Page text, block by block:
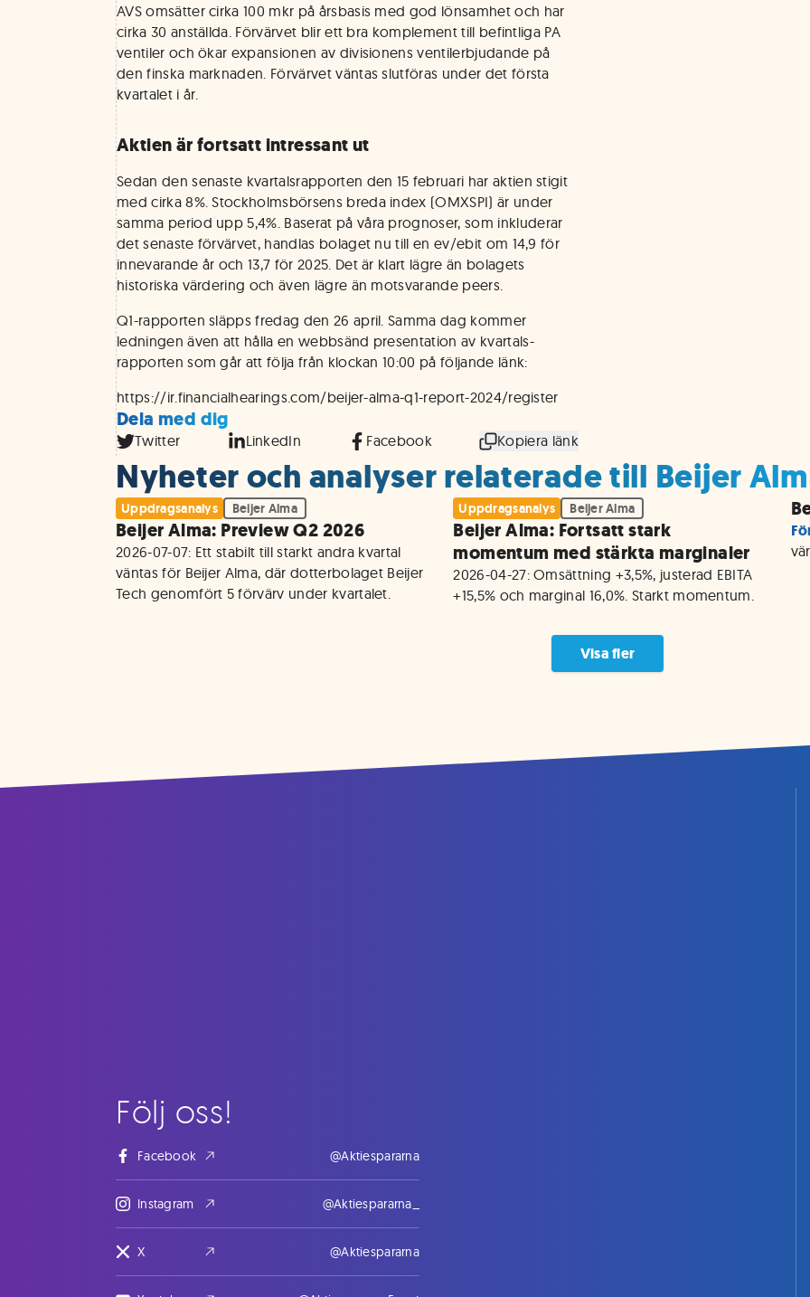
AVS omsätter cirka 100 mkr på årsbasis med god lönsamhet och har
cirka 30 anställda. Förvärvet blir ett bra komplement till befintliga PA
ventiler och ökar expansionen av divisionens ventilerbjudande på
den finska marknaden. Förvärvet väntas slutföras under det första
kvartalet i år.
Aktien är fortsatt intressant ut
Sedan den senaste kvartalsrapporten den 15 februari har aktien stigit
med cirka 8%. Stockholmsbörsens breda index (OMXSPI) är under
samma period upp 5,4%. Baserat på våra prognoser, som inkluderar
det senaste förvärvet, handlas bolaget nu till en ev/ebit om 14,9 för
innevarande år och 13,7 för 2025. Det är klart lägre än bolagets
historiska värdering och även lägre än motsvarande peers.
Q1-rapporten släpps fredag den 26 april. Samma dag kommer
ledningen även att hålla en webbsänd presentation av kvartals-
rapporten som går att följa från klockan 10:00 på följande länk:
https://ir.financialhearings.com/beijer-alma-q1-report-2024/register
Dela med dig
Twitter LinkedIn Facebook Kopiera länk
Nyheter och analyser relaterade till Beijer
Uppdragsanalys Beijer Alma
Beijer Alma: Preview Q2 2026
2026-07-07: Ett stabilt till starkt andra kvartal
väntas för Beijer Alma, där dotterbolaget Beijer
Tech genomfört 5 förvärv under kvartalet.
Uppdragsanalys Beijer Alma
Beijer Alma: Fortsatt stark
momentum med stärkta marginaler
2026-04-27: Omsättning +3,5%, justerad EBITA
+15,5% och marginal 16,0%. Starkt momentum.
Visa fler
Följ oss!
Facebook @Aktiespararna
Instagram @Aktiespararna_
X @Aktiespararna